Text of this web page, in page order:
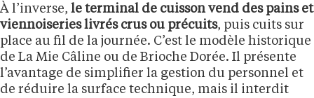
À l’inverse, le terminal de cuisson vend des pains et
viennoiseries livrés crus ou précuits, puis cuits sur
place au fil de la journée. C’est le modèle historique
de La Mie Câline ou de Brioche Dorée. Il présente
l’avantage de simplifier la gestion du personnel et
de réduire la surface technique, mais il interdit